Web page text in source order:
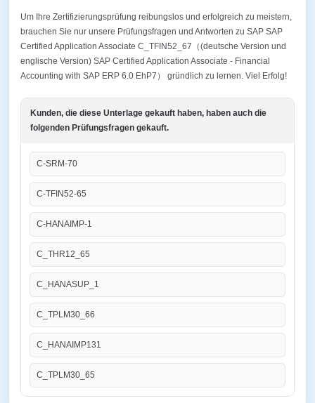
Um Ihre Zertifizierungsprüfung reibungslos und erfolgreich zu meistern,
brauchen Sie nur unsere Prüfungsfragen und Antworten zu SAP SAP
Certified Application Associate C_TFIN52_67（(deutsche Version und
englische Version) SAP Certified Application Associate - Financial
Accounting with SAP ERP 6.0 EhP7） gründlich zu lernen. Viel Erfolg!
Kunden, die diese Unterlage gekauft haben, haben auch die
folgenden Prüfungsfragen gekauft.
C-SRM-70
C-TFIN52-65
C-HANAIMP-1
C_THR12_65
C_HANASUP_1
C_TPLM30_66
C_HANAIMP131
C_TPLM30_65